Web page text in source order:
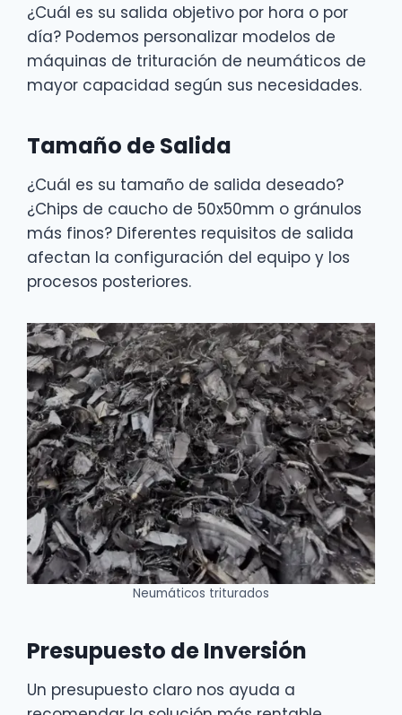
¿Cuál es su salida objetivo por hora o por
día? Podemos personalizar modelos de
máquinas de trituración de neumáticos de
mayor capacidad según sus necesidades.
Tamaño de Salida
¿Cuál es su tamaño de salida deseado?
¿Chips de caucho de 50x50mm o gránulos
más finos? Diferentes requisitos de salida
afectan la configuración del equipo y los
procesos posteriores.
Neumáticos triturados
Presupuesto de Inversión
Un presupuesto claro nos ayuda a